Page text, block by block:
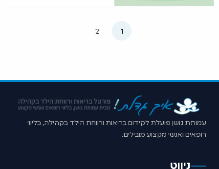
1
2
עמותת גושן פועלת לקידום בריאות ורווחת הילד בקהילה, בליווי
רופאים ואנשי מקצוע מובילים.
ניווט